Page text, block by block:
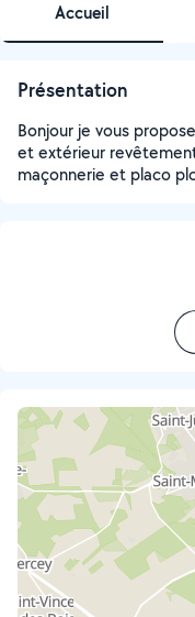
Accueil
Présentation
Bonjour je vous
et extérieur
maçonnerie et placo